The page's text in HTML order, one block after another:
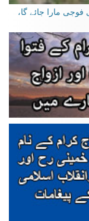
مارا جائے گا،